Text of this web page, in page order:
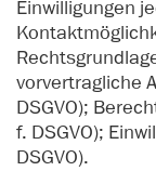
Einwilligungen
vorvertragliche
DSGVO);
f. DSGVO);
DSGVO).